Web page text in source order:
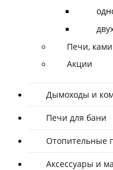
Печи,
Акции
Дымоходы и
Печи для бани
Отопительные
Аксессуары и